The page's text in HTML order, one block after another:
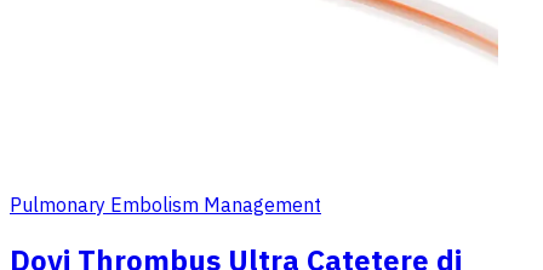
Pulmonary Embolism Management
Dovi Thrombus Ultra Catetere di